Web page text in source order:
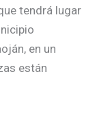
tendrá lugar
en un
están